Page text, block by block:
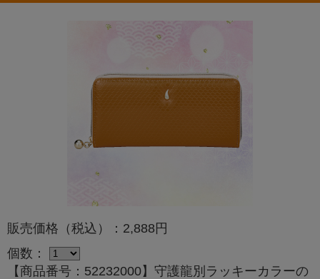
販売価格（税込）：2,888円
個数：
【商品番号：52232000】守護龍別ラッキーカラーの